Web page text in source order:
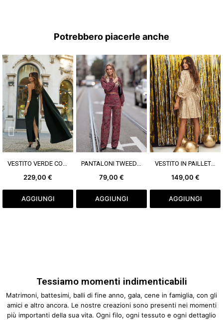
Potrebbero piacerle anche
VEDI DI PIÙ
229,00 €
AGGIUNGI
VEDI DI PIÙ
79,00 €
AGGIUNGI
VEDI DI PIÙ
149,00 €
AGGIUNGI
Tessiamo momenti indimenticabili
Matrimoni, battesimi, balli di fine anno, gala, cene in famiglia, con gli
amici e altro ancora. Le nostre creazioni sono presenti nei momenti
più importanti della sua vita. Ogni filo, ogni tessuto e ogni dettaglio